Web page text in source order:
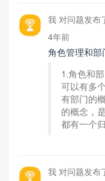
我 对问题发布
4年前
角色管理和
1.角色和
可以有多
有部门的
的概念，
都有一个
我 对问题发布